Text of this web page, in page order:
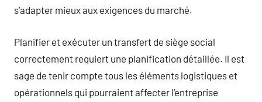
s’adapter mieux aux exigences du marché.
Planifier et exécuter un transfert de siège social
correctement requiert une planification détaillée. Il est
sage de tenir compte tous les éléments logistiques et
opérationnels qui pourraient affecter l’entreprise